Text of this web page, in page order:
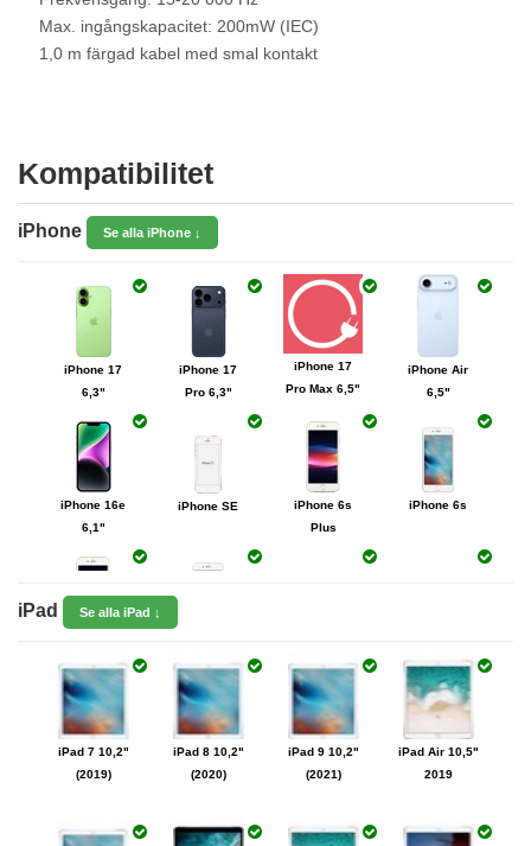
Max. ingångskapacitet: 200mW (IEC)
1,0 m färgad kabel med smal kontakt
Kompatibilitet
iPhone Se alla iPhone ↓
iPhone 4
iPhone 4s
iPhone 5
iPhone 6s
iPhone 6s
Plus
iPhone SE
iPhone 16e
6,1"
iPhone Air
6,5"
iPhone 17
Pro Max 6,5"
iPhone 17
Pro 6,3"
iPhone 17
6,3"
iPad Se alla iPad ↓
iPad Air 10,5"
2019
iPad 7 10,2"
(2019)
iPad 8 10,2"
(2020)
iPad 9 10,2"
(2021)